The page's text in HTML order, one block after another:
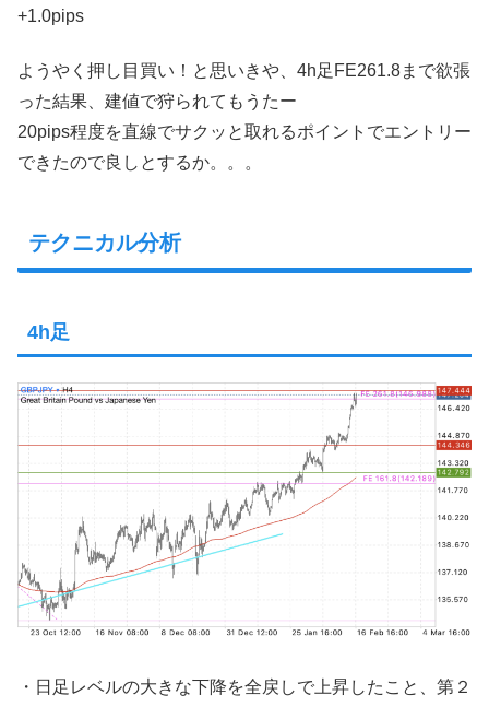
+1.0pips
ようやく押し目買い！と思いきや、4h足FE261.8まで欲張
った結果、建値で狩られてもうたー
20pips程度を直線でサクッと取れるポイントでエントリー
できたので良しとするか。。。
テクニカル分析
4h足
・日足レベルの大きな下降を全戻しで上昇したこと、第２